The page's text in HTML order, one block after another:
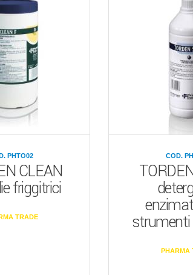
PHTO02
CLEAN
friggitrici
TRADE
COD.
strumenti
PHARMA